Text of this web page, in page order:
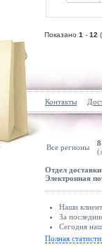
Показано 1 - 12
Контакты
Все регионы
Отдел
Электронная
Наши
За
Сегодня
Полная